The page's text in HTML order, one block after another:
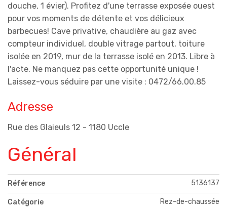
douche, 1 évier). Profitez d'une terrasse exposée ouest
pour vos moments de détente et vos délicieux
barbecues! Cave privative, chaudière au gaz avec
compteur individuel, double vitrage partout, toiture
isolée en 2019, mur de la terrasse isolé en 2013. Libre à
l'acte. Ne manquez pas cette opportunité unique !
Laissez-vous séduire par une visite : 0472/66.00.85
Adresse
Rue des Glaieuls 12 - 1180 Uccle
Général
Référence 5136137
Catégorie Rez-de-chaussée